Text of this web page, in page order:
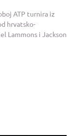
ATP turnira iz
hrvatsko-
Lammons i Jackson